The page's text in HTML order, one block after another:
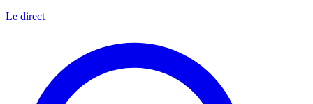
Le direct